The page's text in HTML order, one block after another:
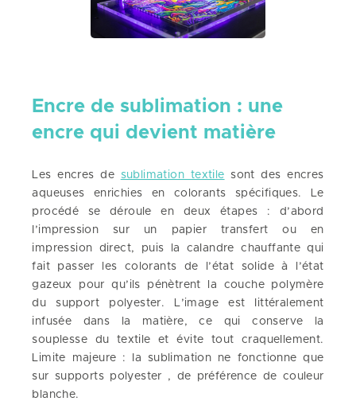
Encre de sublimation : une
encre qui devient matière
Les encres de sublimation textile sont des encres
aqueuses enrichies en colorants spécifiques. Le
procédé se déroule en deux étapes : d’abord
l’impression sur un papier transfert ou en
impression direct, puis la calandre chauffante qui
fait passer les colorants de l’état solide à l’état
gazeux pour qu’ils pénètrent la couche polymère
du support polyester. L’image est littéralement
infusée dans la matière, ce qui conserve la
souplesse du textile et évite tout craquellement.
Limite majeure : la sublimation ne fonctionne que
sur supports polyester , de préférence de couleur
blanche.